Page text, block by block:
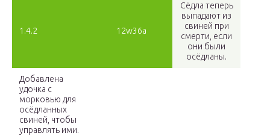
1.4.2 12w36a
Сёдла теперь
выпадают из
свиней при
смерти, если
они были
осёдланы.
Добавлена
удочка с
морковью для
осёдланных
свиней, чтобы
управлять ими.